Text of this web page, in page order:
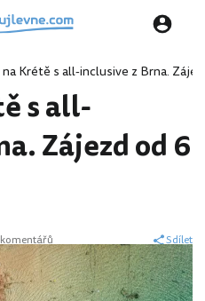
Krétě s all-inclusive z Brna.
s all-
Zájezd od 6
Sdílet